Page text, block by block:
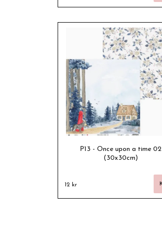
P13 - Once upon a time 02
(30x30cm)
12 kr